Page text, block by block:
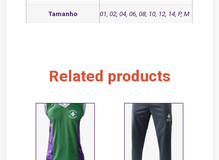
Tamanho 01, 02, 04, 06, 08, 10, 12, 14, P, M
Related products